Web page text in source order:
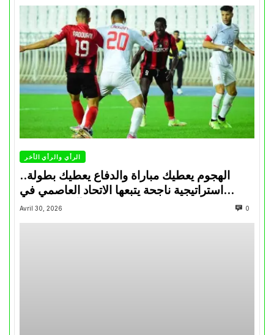
الرأي والرأي الأخر
الهجوم يعطيك مباراة والدفاع يعطيك بطولة..
استراتيجية ناجحة يتبعها الاتحاد العاصمي في
تتويجاته آخر السنوات
Avril 30, 2026 0